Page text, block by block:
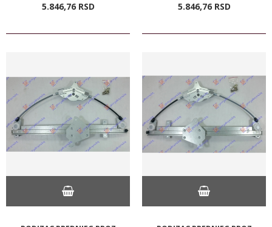
5.846,76 RSD 5.846,76 RSD